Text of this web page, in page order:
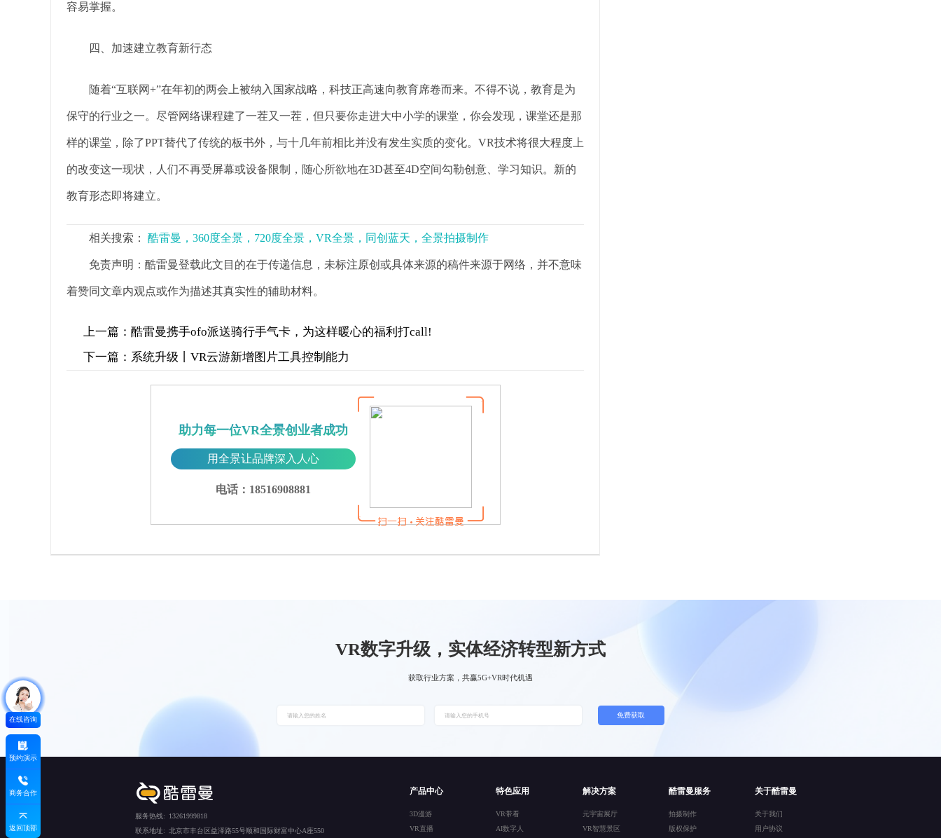
容易掌握。
四、加速建立教育新行态
随着“互联网+”在年初的两会上被纳入国家战略，科技正高速向教育席卷而来。不得不说，教育是为
保守的行业之一。尽管网络课程建了一茬又一茬，但只要你走进大中小学的课堂，你会发现，课堂还是那
样的课堂，除了PPT替代了传统的板书外，与十几年前相比并没有发生实质的变化。VR技术将很大程度上
的改变这一现状，人们不再受屏幕或设备限制，随心所欲地在3D甚至4D空间勾勒创意、学习知识。新的
教育形态即将建立。
相关搜索： 酷雷曼，360度全景，720度全景，VR全景，同创蓝天，全景拍摄制作
免责声明：酷雷曼登载此文目的在于传递信息，未标注原创或具体来源的稿件来源于网络，并不意味
着赞同文章内观点或作为描述其真实性的辅助材料。
上一篇： 酷雷曼携手ofo派送骑行手气卡，为这样暖心的福利打call!
下一篇： 系统升级丨VR云游新增图片工具控制能力
助力每一位VR全景创业者成功
用全景让品牌深入人心
电话：18516908881
在线咨询
预约演示
商务合作
返回顶部
VR数字升级，实体经济转型新方式
获取行业方案，共赢5G+VR时代机遇
免费获取
服务热线:
13261999818
联系地址: 北京市丰台区益泽路55号顺和国际财富中心A座550
产品中心
3D漫游
VR直播
特色应用
VR带看
AI数字人
解决方案
元宇宙展厅
VR智慧景区
酷雷曼服务
拍摄制作
版权保护
关于酷雷曼
关于我们
用户协议